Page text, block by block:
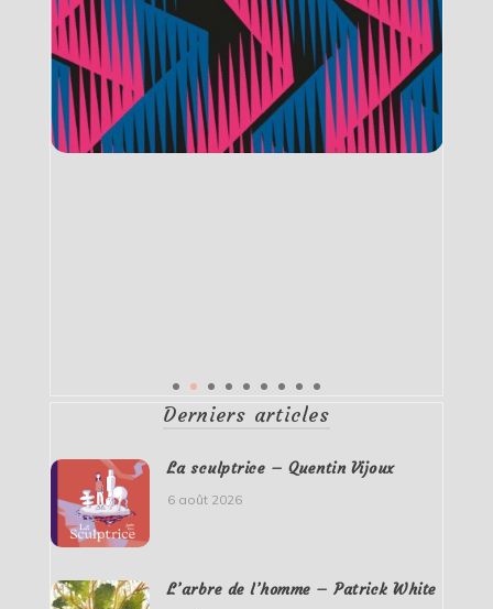
Derniers articles
La sculptrice – Quentin Vijoux
6 août 2026
L’arbre de l’homme – Patrick White